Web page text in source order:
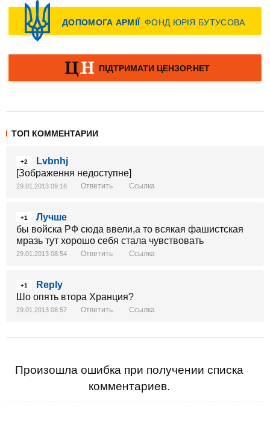
ТОП КОММЕНТАРИИ
+2
Lvbnhj
[Зображення недоступне]
29.01.2013 09:16 Ответить Ссылка
+1
Лучше
бы войска РФ сюда ввели,а то всякая фашистская
мразь тут хорошо себя стала чувствовать
29.01.2013 08:54 Ответить Ссылка
+1
Reply
Шо опять втора Хранция?
29.01.2013 08:57 Ответить Ссылка
Произошла ошибка при получении списка
комментариев.